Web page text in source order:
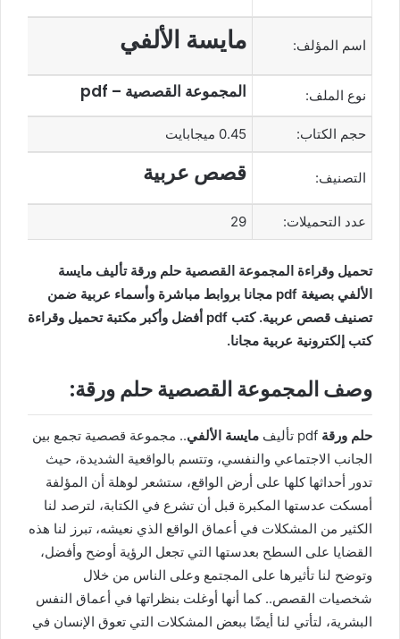
اسم المؤلف: مايسة الألفي
نوع الملف: المجموعة القصصية – pdf
حجم الكتاب: 0.45 ميجابايت
التصنيف: قصص عربية
عدد التحميلات: 29
تحميل وقراءة المجموعة القصصية حلم ورقة تأليف مايسة
الألفي بصيغة pdf مجانا بروابط مباشرة وأسماء عربية ضمن
تصنيف قصص عربية. كتب pdf أفضل وأكبر مكتبة تحميل وقراءة
كتب إلكترونية عربية مجانا.
وصف المجموعة القصصية حلم ورقة:
حلم ورقة مايسة الألفي.. مجموعة قصصية تجمع بين
الجانب الاجتماعي والنفسي، وتتسم بالواقعية الشديدة، حيث
تدور أحداثها كلها على أرض الواقع، ستشعر لوهلة أن المؤلفة
أمسكت عدستها المكبرة قبل أن تشرع في الكتابة، لترصد لنا
الكثير من المشكلات في أعماق الواقع الذي نعيشه، تبرز لنا هذه
القضايا على السطح بعدستها التي تجعل الرؤية أوضح وأفضل،
وتوضح لنا تأثيرها على المجتمع وعلى الناس من خلال
شخصيات القصص.. كما أنها أوغلت بنظراتها في أعماق النفس
البشرية، لتأتي لنا أيضًا ببعض المشكلات التي تعوق الإنسان في